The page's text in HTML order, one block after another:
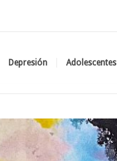
Depresión Adolescentes